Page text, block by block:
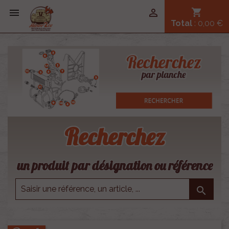
 shopping_cart
Total : 0,00 €

Recherchez
un produit par désignation ou référence
